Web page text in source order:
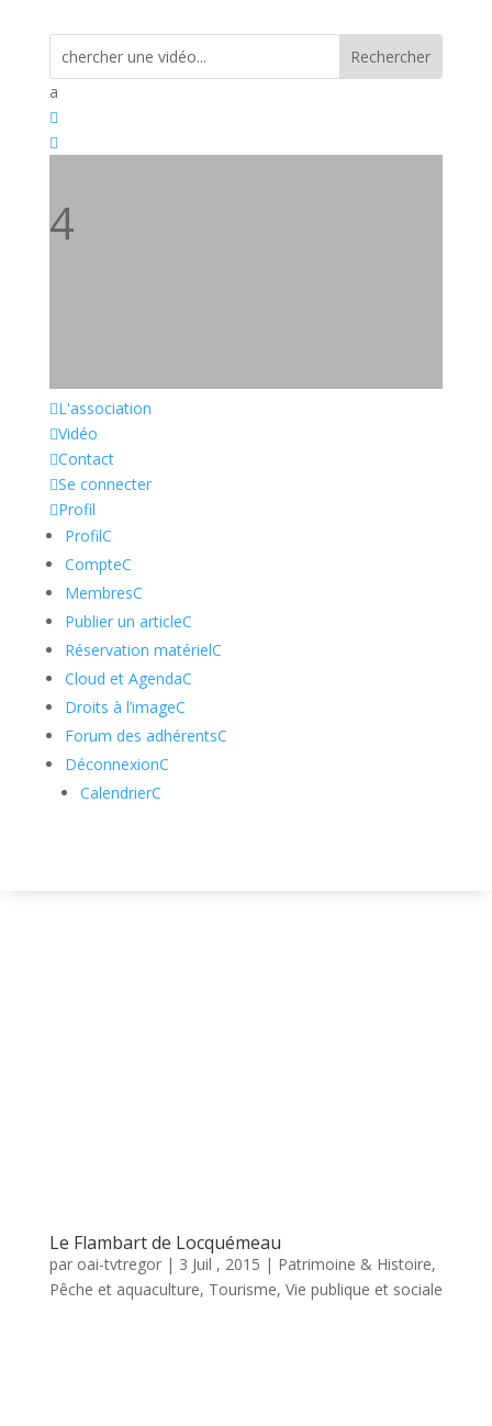
a


4
L'association
Vidéo
Contact
Se connecter
Profil
ProfilC
CompteC
MembresC
Publier un articleC
Réservation matérielC
Cloud et AgendaC
Droits à l’imageC
Forum des adhérentsC
DéconnexionC
CalendrierC
Le Flambart de Locquémeau
par oai-tvtregor| 3 Juil , 2015 | Patrimoine & Histoire,
Pêche et aquaculture, Tourisme, Vie publique et sociale